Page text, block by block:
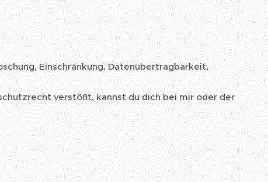
Einschränkung, Datenübertragbarkeit,
verstößt, kannst du dich bei mir oder der